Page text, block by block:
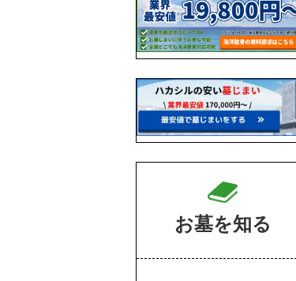
お墓を知る